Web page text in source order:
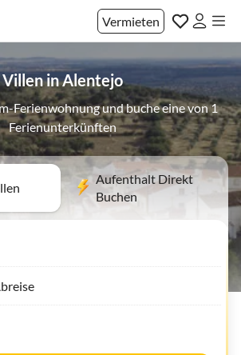
Vermieten
Villen in Alentejo
Ferienwohnung und buche eine von 1
Ferienunterkünften
Aufenthalt Direkt
Buchen